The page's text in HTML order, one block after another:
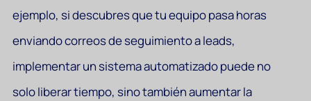
ejemplo, si descubres que tu equipo pasa horas
enviando correos de seguimiento a leads,
implementar un sistema automatizado puede no
solo liberar tiempo, sino también aumentar la